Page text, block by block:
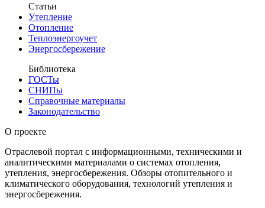
Статьи
Утепление
Отопление
Теплоэнергоучет
Энергосбережение
Библиотека
ГОСТы
СНИПы
Справочные материалы
Законодательство
О проекте
Отраслевой портал с информационными, техническими и
аналитическими материалами о системах отопления,
утепления, энергосбережения. Обзоры отопительного и
климатического оборудования, технологий утепления и
энергосбережения.